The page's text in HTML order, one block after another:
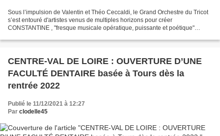
Sous l’impulsion de Valentin et Théo Ceccaldi, le Grand Orchestre du Tricot
s’est entouré d'artistes venus de multiples horizons pour créer
CONSTANTINE , "fresque musicale opératique, puissante et poétique"
CENTRE-VAL DE LOIRE : OUVERTURE D’UNE
FACULTÉ DENTAIRE basée à Tours dès la
rentrée 2022
Publié le 11/12/2021 à 12:27
Par clodelle45